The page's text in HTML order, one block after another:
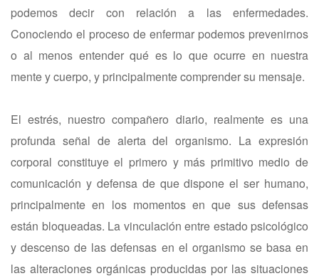
podemos decir con relación a las enfermedades.
Conociendo el proceso de enfermar podemos prevenirnos
o al menos entender qué es lo que ocurre en nuestra
mente y cuerpo, y principalmente comprender su mensaje.
El estrés, nuestro compañero diario, realmente es una
profunda señal de alerta del organismo. La expresión
corporal constituye el primero y más primitivo medio de
comunicación y defensa de que dispone el ser humano,
principalmente en los momentos en que sus defensas
están bloqueadas. La vinculación entre estado psicológico
y descenso de las defensas en el organismo se basa en
las alteraciones orgánicas producidas por las situaciones